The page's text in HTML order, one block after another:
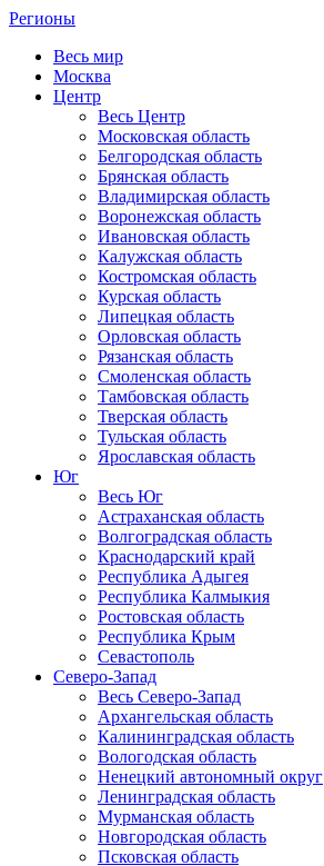
Регионы
Весь мир
Москва
Центр
Весь Центр
Московская область
Белгородская область
Брянская область
Владимирская область
Воронежская область
Ивановская область
Калужская область
Костромская область
Курская область
Липецкая область
Орловская область
Рязанская область
Смоленская область
Тамбовская область
Тверская область
Тульская область
Ярославская область
Юг
Весь Юг
Астраханская область
Волгоградская область
Краснодарский край
Республика Адыгея
Республика Калмыкия
Ростовская область
Республика Крым
Севастополь
Северо-Запад
Весь Северо-Запад
Архангельская область
Калининградская область
Вологодская область
Ненецкий автономный округ
Ленинградская область
Мурманская область
Новгородская область
Псковская область